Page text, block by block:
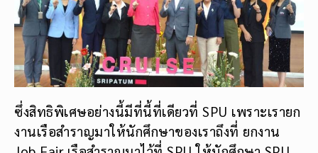
ซึ่งสิทธิพิเศษอย่างนี้มีที่นี้ที่เดียวที่ SPU เพราะเรายก
งานเรือสำราญมาให้นักศึกษาของเราถึงที่ ยกงาน